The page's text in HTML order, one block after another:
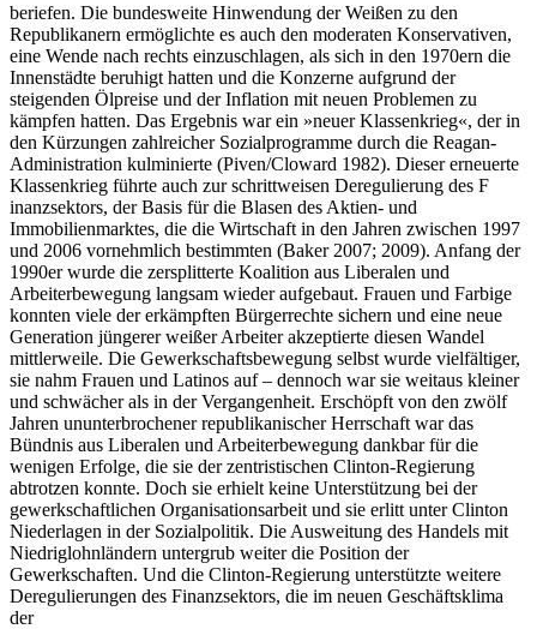
beriefen. Die bundesweite Hinwendung der Weißen zu den
Republikanern ermöglichte es auch den moderaten Konservativen,
eine Wende nach rechts einzuschlagen, als sich in den 1970ern die
Innenstädte beruhigt hatten und die Konzerne aufgrund der
steigenden Ölpreise und der Inflation mit neuen Problemen zu
kämpfen hatten. Das Ergebnis war ein »neuer Klassenkrieg«, der in
den Kürzungen zahlreicher Sozialprogramme durch die Reagan-
Administration kulminierte (Piven/Cloward 1982). Dieser erneuerte
Klassenkrieg führte auch zur schrittweisen Deregulierung des F
inanzsektors, der Basis für die Blasen des Aktien- und
Immobilienmarktes, die die Wirtschaft in den Jahren zwischen 1997
und 2006 vornehmlich bestimmten (Baker 2007; 2009). Anfang der
1990er wurde die zersplitterte Koalition aus Liberalen und
Arbeiterbewegung langsam wieder aufgebaut. Frauen und Farbige
konnten viele der erkämpften Bürgerrechte sichern und eine neue
Generation jüngerer weißer Arbeiter akzeptierte diesen Wandel
mittlerweile. Die Gewerkschaftsbewegung selbst wurde vielfältiger,
sie nahm Frauen und Latinos auf – dennoch war sie weitaus kleiner
und schwächer als in der Vergangenheit. Erschöpft von den zwölf
Jahren ununterbrochener republikanischer Herrschaft war das
Bündnis aus Liberalen und Arbeiterbewegung dankbar für die
wenigen Erfolge, die sie der zentristischen Clinton-Regierung
abtrotzen konnte. Doch sie erhielt keine Unterstützung bei der
gewerkschaftlichen Organisationsarbeit und sie erlitt unter Clinton
Niederlagen in der Sozialpolitik. Die Ausweitung des Handels mit
Niedriglohnländern untergrub weiter die Position der
Gewerkschaften. Und die Clinton-Regierung unterstützte weitere
Deregulierungen des Finanzsektors, die im neuen Geschäftsklima
der